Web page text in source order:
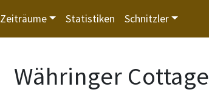
Zeiträume Statistiken Schnitzler
Währinger Cottage